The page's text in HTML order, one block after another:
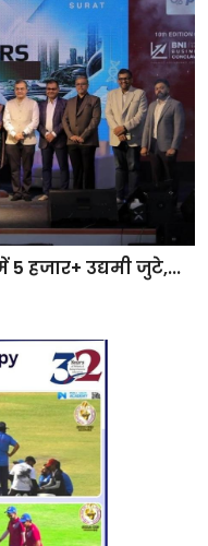
हजार+ उद्यमी जुटे,...